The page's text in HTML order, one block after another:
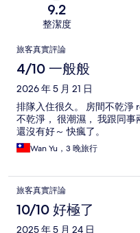
9.2
整潔度
評
論
旅客真實評論
4/10 一般般
2026 年 5 月 21 日
排隊入住很久。 房間不乾淨
不乾淨， 很潮濕， 我跟同
還沒有好～ 快瘋了。
Wan Yu，3 晚旅行
旅客真實評論
10/10 好極了
2025 年 5 月 24 日